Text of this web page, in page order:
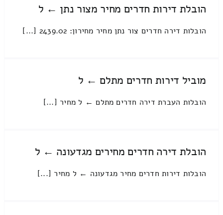
הובלת דירות חדרים מחיר מצור נתן ← ל
הובלות דירה חדרים צור נתן מחיר מחירון: 2439.02 [...]
מוביל דירות חדרים מתלם ← ל
הובלות העברת דירה חדרים מתלם ← ל מחיר [...]
הובלת דירה חדרים מחירים מגדעונה ← ל
הובלות דירות חדרים מחיר מגדעונה ← ל מחיר [...]